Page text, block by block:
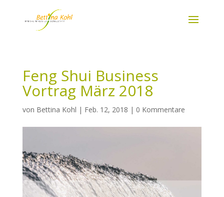
Feng Shui Business
Vortrag März 2018
von Bettina Kohl | Feb. 12, 2018 | 0 Kommentare